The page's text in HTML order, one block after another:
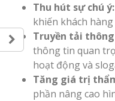
Thu hút sự chú ý:
khiến khách
Truyền tải
thông tin quan
hoạt động và
Tăng giá trị
phần nâng cao